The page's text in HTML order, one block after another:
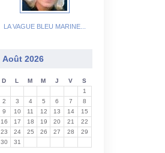
LA VAGUE BLEU MARINE...
Août 2026
D L M M J V
S
1
2
3 4 5 6 7
8
9
10 11 12 13 14
15
16
17 18 19 20 21
22
23
24 25 26 27 28
29
30
31